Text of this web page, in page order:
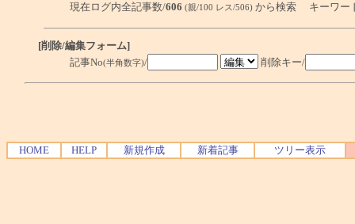
現在ログ内全記事数/606 (親/100 レス/506) から検索 キーワー
[削除/編集フォーム]
記事No(半角数字)/ 削除キー/
HOME HELP 新規作成 新着記事 ツリー表示